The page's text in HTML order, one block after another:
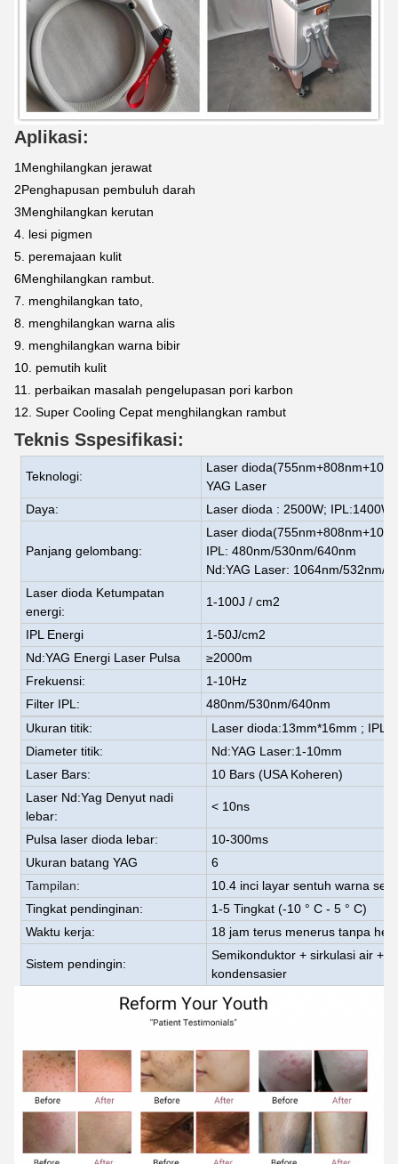
Aplikasi:
1Menghilangkan jerawat
2Penghapusan pembuluh darah
3Menghilangkan kerutan
4. lesi pigmen
5. peremajaan kulit
6Menghilangkan rambut.
7. menghilangkan tato,
8. menghilangkan warna alis
9. menghilangkan warna bibir
10. pemutih kulit
11. perbaikan masalah pengelupasan pori karbon
12. Super Cooling Cepat menghilangkan rambut
Teknis Sspesifikasi:
Teknologi:
Laser dioda
YAG Laser
Daya:
Laser dioda : 2500W;
Panjang gelombang:
Laser dioda
IPL: 480nm/530nm/640nm
Nd:YAG Laser: 1064nm/532nm/
Laser dioda Ketumpatan
energi:
1-100J / cm2
IPL Energi
1-50J/cm2
Nd:YAG Energi Laser Pulsa
≥2000m
Frekuensi:
1-10Hz
Filter IPL:
480nm/530nm/640nm
Ukuran titik:
Laser dioda:13mm*16mm ; IPL:
Diameter titik:
Nd:YAG Laser:1-10mm
Laser Bars:
10 Bars (USA Koheren)
Laser Nd:Yag Denyut nadi
lebar:
< 10ns
Pulsa laser dioda lebar: 10-300ms
Ukuran batang YAG
6
Tampilan:
10.4 inci layar sentuh warna
Tingkat pendinginan:
1-5 Tingkat (-10 ° C - 5 ° C)
Waktu kerja:
18 jam terus menerus tanpa
Sistem pendingin:
Semikonduktor + sirkulasi air +
kondensasier